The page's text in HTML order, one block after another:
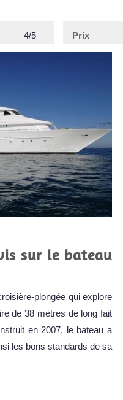
4/5 Prix
sur le bateau
plongée qui explore
de 38 mètres de long fait
en 2007, le bateau a
les bons standards de sa